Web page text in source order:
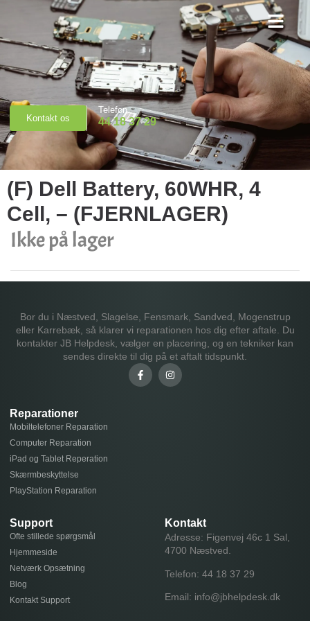
Kontakt os
Telefon
44 18 37 29
(F) Dell Battery, 60WHR, 4
Cell, – (FJERNLAGER)
Ikke på lager
Bor du i Næstved, Slagelse, Fensmark, Sandved, Mogenstrup
eller Karrebæk, så klarer vi reparationen hos dig efter aftale. Du
kontakter JB Helpdesk, vælger en placering, og en tekniker kan
sendes direkte til dig på et aftalt tidspunkt.
Reparationer
Mobiltelefoner Reparation
Computer Reparation
iPad og Tablet Reperation
Skærmbeskyttelse
PlayStation Reparation
Support
Ofte stillede spørgsmål
Hjemmeside
Netværk Opsætning
Blog
Kontakt Support
Kontakt
Adresse: Figenvej 46c 1 Sal,
4700 Næstved.
Telefon: 44 18 37 29
Email: info@jbhelpdesk.dk